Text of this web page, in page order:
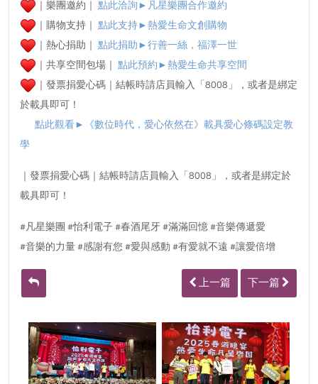
｜樂團邀約｜點此洽詢►凡星樂團合作邀約
｜購物支持｜
點此支持►熱愛生命文創購物
｜熱心捐助｜點此捐助►行善一絲，福澤一世
｜共享空間包場｜點此預約►熱愛生命共享空間
｜發票捐愛心碼｜結帳時請店員輸入「8008」，或者是綁定
於載具即可！
點此觀看►
《數位時代，愛心依然在》載具愛心條碼設定教
學
｜發票捐愛心碼｜結帳時請店員輸入「8008」，或者是綁定於
載具即可！
#凡星樂團 #怡利電子 #春酒尾牙 #滿滿回憶 #音樂傳遞愛
#音樂的力量 #感謝有您 #愛與感動 #有愛就不遠 #讓愛倍增
下一篇
上一篇